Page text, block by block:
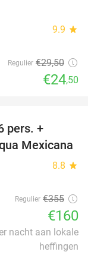
9.9 star
Regulier €29,50
€24,50
pers. +
Mexicana
8.8 star
Regulier €355
€160
nacht aan lokale
heffingen